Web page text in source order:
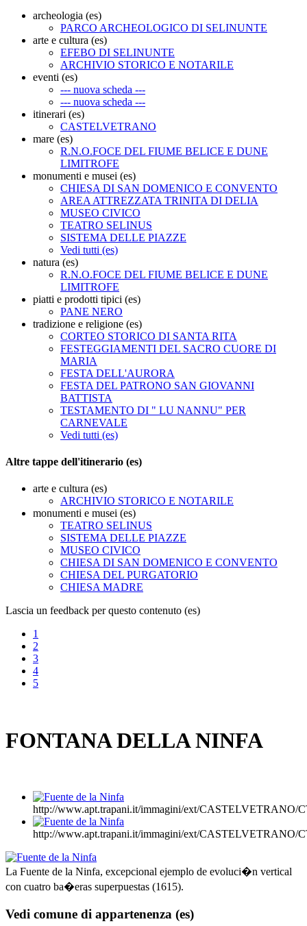
archeologia (es)
PARCO ARCHEOLOGICO DI SELINUNTE
arte e cultura (es)
EFEBO DI SELINUNTE
ARCHIVIO STORICO E NOTARILE
eventi (es)
--- nuova scheda ---
--- nuova scheda ---
itinerari (es)
CASTELVETRANO
mare (es)
R.N.O.FOCE DEL FIUME BELICE E DUNE
LIMITROFE
monumenti e musei (es)
CHIESA DI SAN DOMENICO E CONVENTO
AREA ATTREZZATA TRINITA DI DELIA
MUSEO CIVICO
TEATRO SELINUS
SISTEMA DELLE PIAZZE
Vedi tutti (es)
natura (es)
R.N.O.FOCE DEL FIUME BELICE E DUNE
LIMITROFE
piatti e prodotti tipici (es)
PANE NERO
tradizione e religione (es)
CORTEO STORICO DI SANTA RITA
FESTEGGIAMENTI DEL SACRO CUORE DI
MARIA
FESTA DELL'AURORA
FESTA DEL PATRONO SAN GIOVANNI
BATTISTA
TESTAMENTO DI " LU NANNU" PER
CARNEVALE
Vedi tutti (es)
Altre tappe dell'itinerario (es)
arte e cultura (es)
ARCHIVIO STORICO E NOTARILE
monumenti e musei (es)
TEATRO SELINUS
SISTEMA DELLE PIAZZE
MUSEO CIVICO
CHIESA DI SAN DOMENICO E CONVENTO
CHIESA DEL PURGATORIO
CHIESA MADRE
Lascia un feedback per questo contenuto (es)
1
2
3
4
5
FONTANA DELLA NINFA
http://www.apt.trapani.it/immagini/ext/CASTELVETRANO/
http://www.apt.trapani.it/immagini/ext/CASTELVETRANO/
La Fuente de la Ninfa, excepcional ejemplo de evoluci�n vertical
con cuatro ba�eras superpuestas (1615).
Vedi comune di appartenenza (es)